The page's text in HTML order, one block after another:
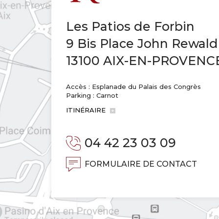
Les Patios de Forbin
9 Bis Place John Rewald
13100 AIX-EN-
Accès : Esplanade du Palais des Congrès
Parking : Carnot
ITINÉRAIRE
04 42 23 03 09
FORMULAIRE DE CONTACT